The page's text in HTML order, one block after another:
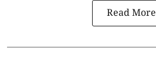
Read More